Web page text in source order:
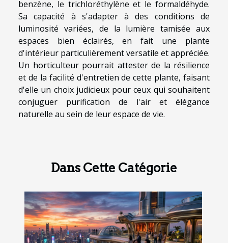
benzène, le trichloréthylène et le formaldéhyde.
Sa capacité à s'adapter à des conditions de
luminosité variées, de la lumière tamisée aux
espaces bien éclairés, en fait une plante
d'intérieur particulièrement versatile et appréciée.
Un horticulteur pourrait attester de la résilience
et de la facilité d'entretien de cette plante, faisant
d'elle un choix judicieux pour ceux qui souhaitent
conjuguer purification de l'air et élégance
naturelle au sein de leur espace de vie.
Dans Cette Catégorie